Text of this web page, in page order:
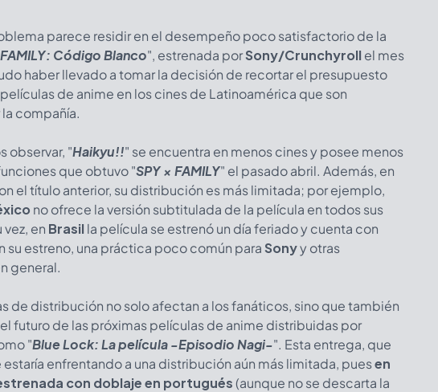
parece residir en el desempeño poco satisfactorio de la
Código Blanco", estrenada porSony/Crunchyrollel mes
haber llevado a tomar la decisión de recortar el presupuesto
de anime en los cines de Latinoamérica que son
compañía.
observar, "Haikyu!!" se encuentra en menos cines y posee menos
que obtuvo "SPY × FAMILY" el pasado abril. Además, en
el título anterior, su distribución es más limitada; por ejemplo,
no ofrece la versión subtitulada de la película en todos sus
en Brasilla película se estrenó un día feriado y cuenta con
su estreno, una práctica poco común para Sonyy otras
general.
de distribución no solo afectan a los fanáticos, sino que también
futuro de las próximas películas de anime distribuidas por
"Blue Lock: La película -Episodio Nagi-". Esta entrega, que
estaría enfrentando a una distribución aún más limitada, puesen
con doblaje en portugués(aunque no se descarta la